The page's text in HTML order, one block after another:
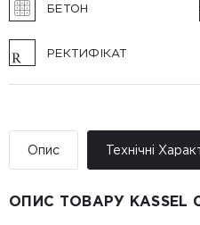
БЕТОН
РЕКТИФІКАТ
Опис Технічні
ОПИС ТОВАРУ KASSEL